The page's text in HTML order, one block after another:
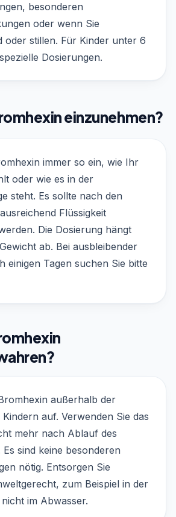
besonderen
oder wenn Sie
oder stillen. Für Kinder unter 6
Dosierungen.
einzunehmen?
immer so ein, wie Ihr
oder wie es in der
steht. Es sollte nach den
Flüssigkeit
Die Dosierung hängt
ab. Bei ausbleibender
einigen Tagen suchen Sie bitte
außerhalb der
auf. Verwenden Sie das
mehr nach Ablauf des
sind keine besonderen
nötig. Entsorgen Sie
zum Beispiel in der
im Abwasser.